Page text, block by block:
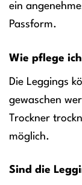
ein
Passform.
Wie pflege
Die Leggings
gewaschen
Trockner
möglich.
Sind die